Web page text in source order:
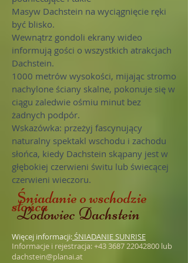
Masyw Dachstein na wyciągnięcie ręki
być blisko.
Wewnątrz gondoli ekrany wideo
informują gości o wszystkich atrakcjach
Dachstein.
1000 metrów wysokości, mijając stromo
nachylone ściany skalne, pokonuje się w
ciągu zaledwie ośmiu minut bez
żadnych podpór.
Wskazówka: przeżyj fascynujący
naturalny spektakl wschodu i zachodu
słońca, kiedy Dachstein skąpany jest w
głębokiej czerwieni świtu lub świecącej
czerwieni wieczoru.
Śniadanie o wschodzie
słońca
Lodowiec Dachstein
Więcej informacji:ŚNIADANIE SUNRISE
Informacje i rejestracja: +43 3687 22042800 lub
dachstein@planai.at